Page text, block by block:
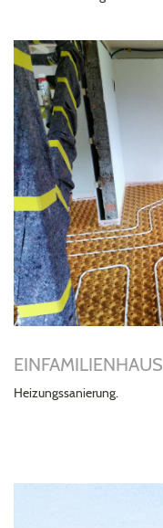
EINFAMILIENHAUS
Heizungssanierung.